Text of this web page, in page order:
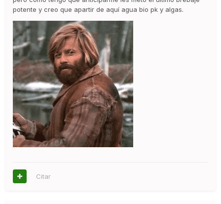
potente y creo que apartir de aquí agua bio pk y algas.
Citar